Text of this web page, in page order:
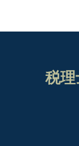
税